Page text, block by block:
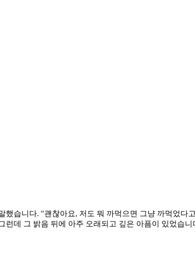
습니다. "괜찮아요, 저도 뭐 까먹으면 그냥 까먹었다
데 그 밝음 뒤에 아주 오래되고 깊은 아픔이 있었습니